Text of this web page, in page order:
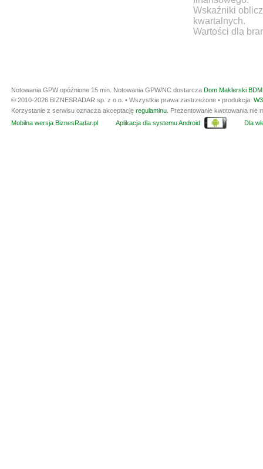
Wskaźniki
kwartalnych.
Wartości dla
Notowania GPW opóźnione 15 min. Notowania GPW/NC dostarcza Dom Maklerski
© 2010-2026 BIZNESRADAR sp. z o.o. • Wszystkie prawa zastrzeżone • produkcja:
Korzystanie z serwisu oznacza akceptację regulaminu . Prezentowanie kwotowania
Mobilna wersja BiznesRadar.pl
Aplikacja dla systemu Android Dla